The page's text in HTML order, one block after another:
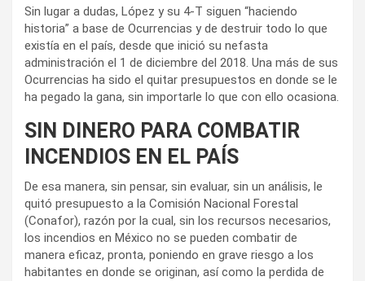
Sin lugar a dudas, López y su 4-T siguen “haciendo
historia” a base de Ocurrencias y de destruir todo lo que
existía en el país, desde que inició su nefasta
administración el 1 de diciembre del 2018. Una más de sus
Ocurrencias ha sido el quitar presupuestos en donde se le
ha pegado la gana, sin importarle lo que con ello ocasiona.
SIN DINERO PARA COMBATIR
INCENDIOS EN EL PAÍS
De esa manera, sin pensar, sin evaluar, sin un análisis, le
quitó presupuesto a la Comisión Nacional Forestal
(Conafor), razón por la cual, sin los recursos necesarios,
los incendios en México no se pueden combatir de
manera eficaz, pronta, poniendo en grave riesgo a los
habitantes en donde se originan, así como la perdida de